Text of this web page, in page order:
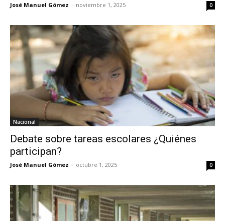
José Manuel Gómez - noviembre 1, 2025 0
Nacional
Debate sobre tareas escolares ¿Quiénes
participan?
José Manuel Gómez - octubre 1, 2025 0